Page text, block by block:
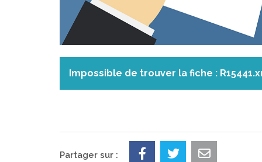
Impossible de trouver la fiche :
Partager sur :